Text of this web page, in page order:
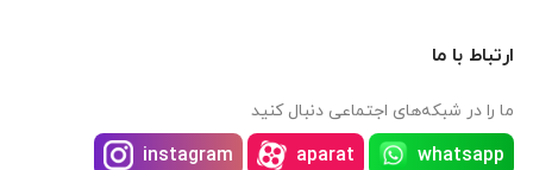
ارتباط با ما
ما را در شبکه‌های اجتماعی دنبال کنید
whatsapp
aparat
instagram